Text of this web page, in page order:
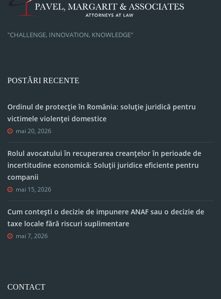
"CHALLENGE, INNOVATION, KNOWLEDGE"
POSTĂRI RECENTE
Ordinul de protecție în România: soluție juridică pentru
victimele violenței domestice
mai 20, 2026
Rolul avocatului în recuperarea creanțelor în perioade de
incertitudine economică: Soluții juridice eficiente pentru
companii
mai 15, 2026
Cum contești o decizie de impunere ANAF sau o decizie de
taxe locale fără riscuri suplimentare
mai 7, 2026
CONTACT